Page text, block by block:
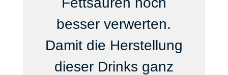
besser verwerten.
Damit die Herstellung
dieser Drinks ganz